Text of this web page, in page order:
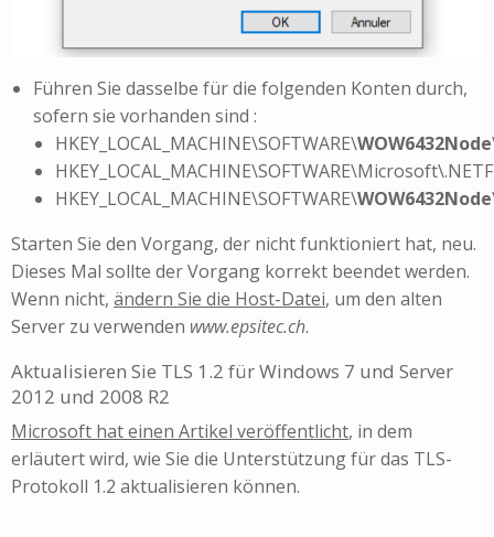
Führen Sie dasselbe für die folgenden Konten durch,
sofern sie vorhanden sind :
HKEY_LOCAL_MACHINE\SOFTWARE\WOW6432Node
HKEY_LOCAL_MACHINE\SOFTWARE\WOW6432Node
Starten Sie den Vorgang, der nicht funktioniert hat, neu.
Dieses Mal sollte der Vorgang korrekt beendet werden.
Wenn nicht, ändern Sie die Host-Datei, um den alten
Server zu verwenden www.epsitec.ch.
Aktualisieren Sie TLS 1.2 für Windows 7 und Server
2012 und 2008 R2
Microsoft hat einen Artikel veröffentlicht, in dem
erläutert wird, wie Sie die Unterstützung für das TLS-
Protokoll 1.2 aktualisieren können.